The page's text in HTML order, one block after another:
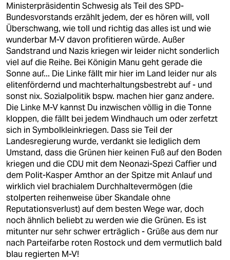
Ministerpräsidentin Schwesig als Teil des SPD-
Bundesvorstands erzählt jedem, der es hören will, voll
Überschwang, wie toll und richtig das alles ist und wie
wunderbar M-V davon profitieren würde. Außer
Sandstrand und Nazis kriegen wir leider nicht sonderlich
viel auf die Reihe. Bei Königin Manu geht gerade die
Sonne auf... Die Linke fällt mir hier im Land leider nur als
elitenfördernd und machterhaltungsbestrebt auf - und
sonst nix. Sozialpolitik bspw. machen hier ganz andere.
Die Linke M-V kannst Du inzwischen völlig in die Tonne
kloppen, die fällt bei jedem Windhauch um oder zerfetzt
sich in Symbolkleinkriegen. Dass sie Teil der
Landesregierung wurde, verdankt sie lediglich dem
Umstand, dass die Grünen hier keinen Fuß auf den Boden
kriegen und die CDU mit dem Neonazi-Spezi Caffier und
dem Polit-Kasper Amthor an der Spitze mit Anlauf und
wirklich viel brachialem Durchhaltevermögen (die
stolperten reihenweise über Skandale ohne
Reputationsverlust) auf dem besten Wege war, doch
noch ähnlich beliebt zu werden wie die Grünen. Es ist
mitunter nur sehr schwer erträglich - Grüße aus dem nur
nach Parteifarbe roten Rostock und dem vermutlich bald
blau regierten M-V!